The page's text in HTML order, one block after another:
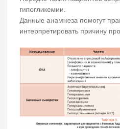
гипогликемии.
Данные анамнеза помогут
интерпретировать причину